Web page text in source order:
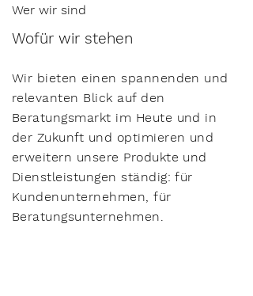
Wer wir sind
Wofür wir stehen
Wir bieten einen spannenden und
relevanten Blick auf den
Beratungsmarkt im Heute und in
der Zukunft und optimieren und
erweitern unsere Produkte und
Dienstleistungen ständig: für
Kundenunternehmen, für
Beratungsunternehmen.